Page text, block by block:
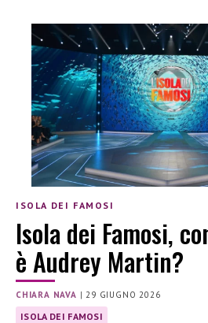
ISOLA DEI FAMOSI
Isola dei Famosi,
è Audrey Martin?
CHIARA NAVA |29 GIUGNO 2026
ISOLA DEI FAMOSI